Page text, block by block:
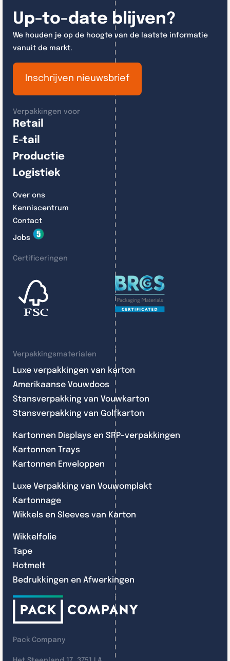
Up-to-date blijven?
We houden je op de hoogte van de laatste informatie
vanuit de markt.
Inschrijven nieuwsbrief
Verpakkingen voor
Retail
E-tail
Productie
Logistiek
Over ons
Kenniscentrum
Contact
Jobs
Certificeringen
Verpakkingsmaterialen
Luxe verpakkingen van karton
Amerikaanse Vouwdoos
Stansverpakking van Vouwkarton
Stansverpakking van Golfkarton
Kartonnen Displays en SRP-verpakkingen
Kartonnen Trays
Kartonnen Enveloppen
Luxe Verpakking van Vouwomplakt
Kartonnage
Wikkels en Sleeves van Karton
Wikkelfolie
Tape
Hotmelt
Bedrukkingen en Afwerkingen
Pack Company